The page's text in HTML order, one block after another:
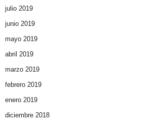
julio 2019
junio 2019
mayo 2019
abril 2019
marzo 2019
febrero 2019
enero 2019
diciembre 2018